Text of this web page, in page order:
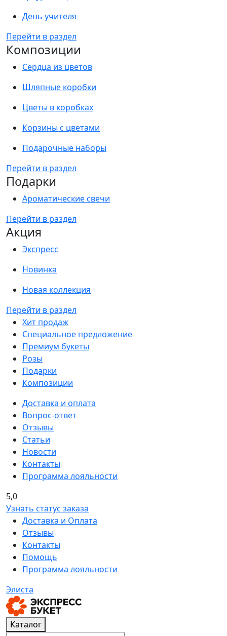
День учителя
Перейти в раздел
Композиции
Сердца из цветов
Шляпные коробки
Цветы в коробках
Корзины с цветами
Подарочные наборы
Перейти в раздел
Подарки
Ароматические свечи
Перейти в раздел
Акция
Экспресс
Новинка
Новая коллекция
Перейти в раздел
Хит продаж
Специальное предложение
Премиум букеты
Розы
Подарки
Композиции
Доставка и оплата
Вопрос-ответ
Отзывы
Статьи
Новости
Контакты
Программа лояльности
5,0
Узнать статус заказа
Доставка и Оплата
Отзывы
Контакты
Помощь
Программа лояльности
Элиста
Каталог